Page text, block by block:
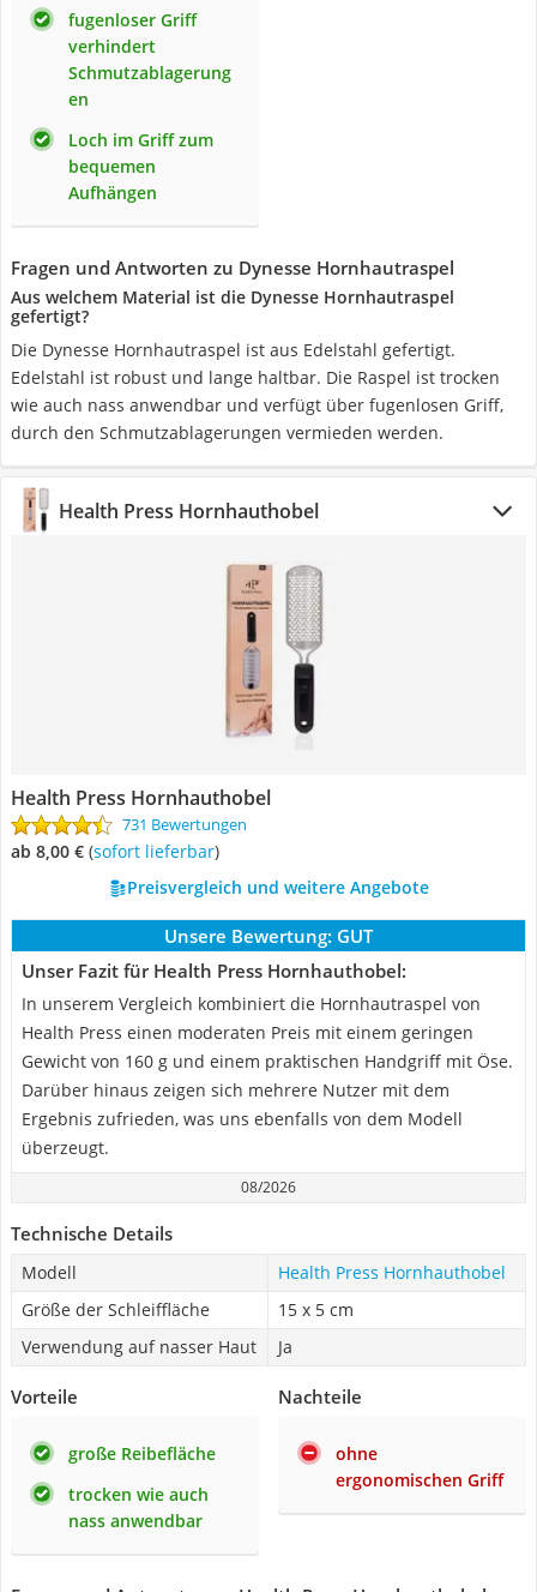
fugenloser Griff
verhindert
Schmutzablagerung
en
Loch im Griff zum
bequemen
Aufhängen
Fragen und Antworten zu Dynesse Hornhautraspel
Aus welchem Material ist die Dynesse Hornhautraspel
gefertigt?
Die Dynesse Hornhautraspel ist aus Edelstahl gefertigt.
Edelstahl ist robust und lange haltbar. Die Raspel ist trocken
wie auch nass anwendbar und verfügt über fugenlosen Griff,
durch den Schmutzablagerungen vermieden werden.
Health Press Hornhauthobel
Health Press Hornhauthobel
731 Bewertungen
ab 8,00 € ( Sofort lieferbar)
Preisvergleich und weitere Angebote
Unsere Bewertung: GUT
Unser Fazit für Health Press Hornhauthobel:
In unserem Vergleich kombiniert die Hornhautraspel von
Health Press einen moderaten Preis mit einem geringen
Gewicht von 160 g und einem praktischen Handgriff mit Öse.
Darüber hinaus zeigen sich mehrere Nutzer mit dem
Ergebnis zufrieden, was uns ebenfalls von dem Modell
überzeugt.
08/2026
Technische Details
Modell
Health Press Hornhauthobel
Größe der Schleiffläche
15 x 5 cm
Verwendung auf nasser Haut
Ja
Vorteile
große Reibefläche
trocken wie auch
nass anwendbar
Nachteile
ohne
ergonomischen Griff